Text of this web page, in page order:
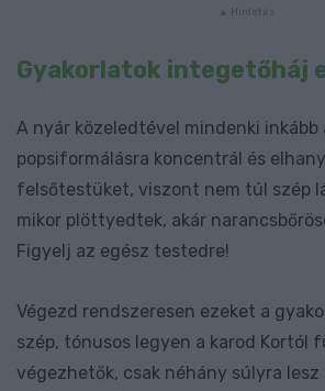
Gyakorlatok integetőháj
A nyár közeledtével mindenki inkább
popsiformálásra koncentrál és
felsőtestüket, viszont nem túl szép
mikor plöttyedtek, akár
Figyelj az egész testedre!
Végezd rendszeresen ezeket a
szép, tónusos legyen a karod Kortól
végezhetők, csak néhány súlyra lesz